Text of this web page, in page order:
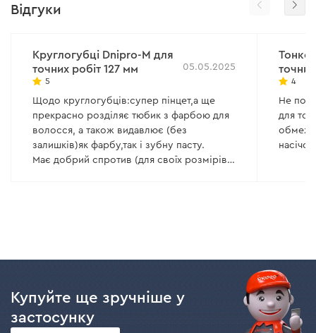
Відгуки
Круглогубці Dnipro-M для
точних робіт 127 мм
5
05.05.2025
Щодо круглогубців:супер пінцет,а ще
прекрасно розділяє тюбик з фарбою для
волосся, а також видавлює (без
залишків)як фарбу,так і зубну пасту.
Має добрий спротив (для своїх розмірів)
4
Не
для
Купуйте ще зручніше у
застосунку